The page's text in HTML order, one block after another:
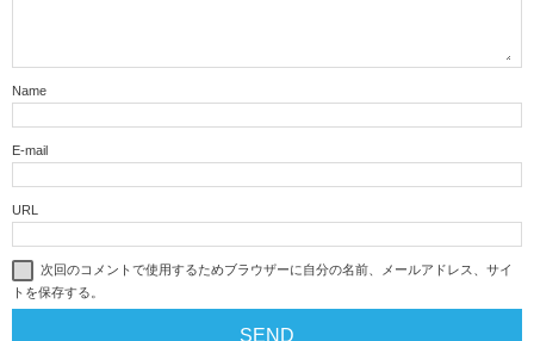
Name
E-mail
URL
次回のコメントで使用するためブラウザーに自分の名前、メールアドレス、サイ
トを保存する。